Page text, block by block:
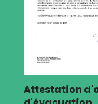
Attestation